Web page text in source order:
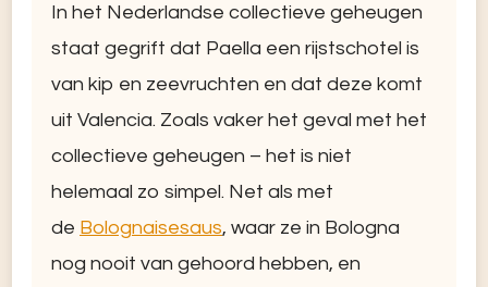
In het Nederlandse collectieve geheugen
staat gegrift dat Paella een rijstschotel is
van kip en zeevruchten en dat deze komt
uit Valencia. Zoals vaker het geval met het
collectieve geheugen – het is niet
helemaal zo simpel. Net als met
de Bolognaisesaus, waar ze in Bologna
nog nooit van gehoord hebben, en